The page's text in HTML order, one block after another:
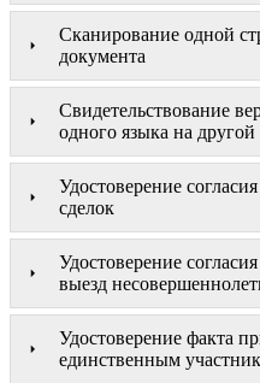
Сканирование одной
документа
Свидетельствование
одного языка на другой
Удостоверение
сделок
Удостоверение
выезд
Удостоверение факта
единственным